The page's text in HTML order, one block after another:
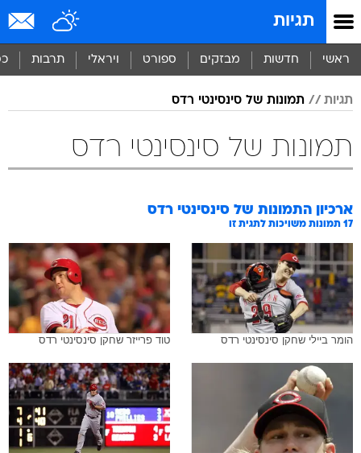
תגיות
ראשי חדשות מבזקים ספורט ויראלי תרבות
תגיות תמונות של סינסינטי רדס
תמונות של סינסינטי רדס
ארכיון התמונות של סינסינטי רדס
17 תמונות משויכות לתגית זו
הומר ביילי שחקן סינסינטי רדס טוד פרייזר שחקן סינסינטי רדס